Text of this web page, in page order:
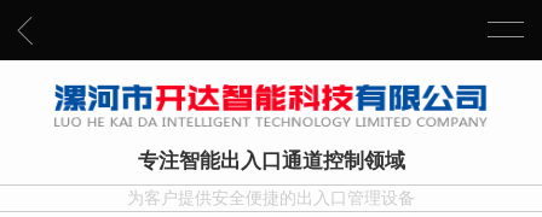
专注智能出入口通道控制领域
为客户提供安全便捷的出入口管理设备